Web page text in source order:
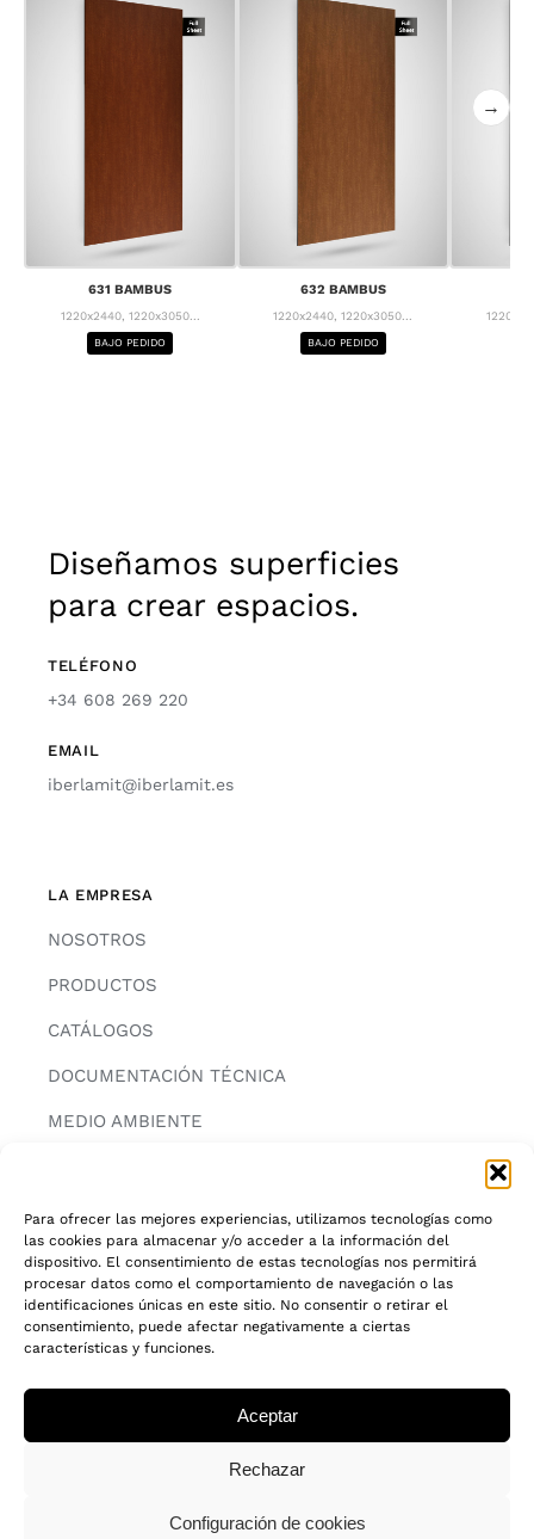
Para ofrecer las mejores experiencias, utilizamos tecnologías como
las cookies para almacenar y/o acceder a la información del
dispositivo. El consentimiento de estas tecnologías nos permitirá
procesar datos como el comportamiento de navegación o las
identificaciones únicas en este sitio. No consentir o retirar el
consentimiento, puede afectar negativamente a ciertas
características y funciones.
Aceptar
Rechazar
Configuración de cookies
631 BAMBUS
1220x2440, 1220x3050...
BAJO PEDIDO
632 BAMBUS
1220x2440, 1220x3050...
BAJO PEDIDO
→
Diseñamos superficies
para crear espacios.
TELÉFONO
+34 608 269 220
EMAIL
iberlamit@iberlamit.es
LA EMPRESA
NOSOTROS
PRODUCTOS
CATÁLOGOS
DOCUMENTACIÓN TÉCNICA
MEDIO AMBIENTE
INFORMACIÓN
AVISO LEGAL
POLITICA DE PRIVACIDAD
CADENA DE CUSTODIA FSC®